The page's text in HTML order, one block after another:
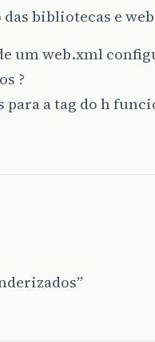
bibliotecas e
um web.xml
?
a tag do h